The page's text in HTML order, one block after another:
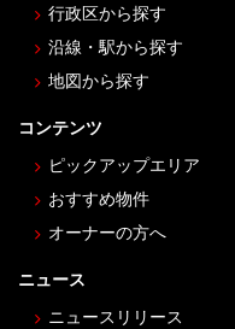
行政区から探す
沿線・駅から探す
地図から探す
コンテンツ
ピックアップエリア
おすすめ物件
オーナーの方へ
ニュース
ニュースリリース